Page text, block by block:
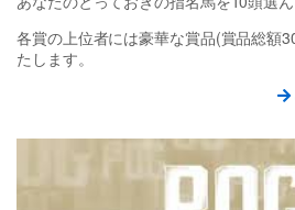
各賞の上位者には豪華な賞品(賞品総額
たします。